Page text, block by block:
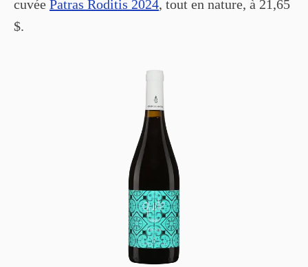
cuvée Patras Roditis 2024, tout en nature, à 21,65
$.